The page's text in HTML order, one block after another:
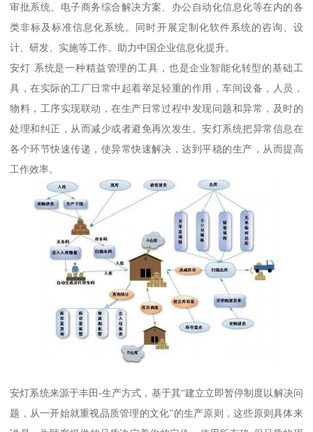
审批系统、电子商务综合解决方案、办公自动化信息化等在内的各
类非标及标准信息化系统。同时开展定制化软件系统的咨询、设
计、研发、实施等工作。助力中国企业信息化提升。
安灯 系统是一种精益管理的工具，也是企业智能化转型的基础工
具，在实际的工厂日常中起着举足轻重的作用，车间设备，人员，
物料，工序实现联动，在生产日常过程中发现问题和异常，及时的
处理和纠正，从而减少或者避免再次发生。安灯系统把异常信息在
各个环节快速传递，使异常快速解决，达到平稳的生产，从而提高
工作效率。
安灯系统来源于丰田-生产方式，基于其“建立立即暂停制度以解决问
题，从一开始就重视品质管理的文化”的生产原则，这些原则具体来